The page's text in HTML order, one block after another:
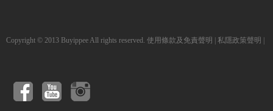
Copyright © 2013 Buyippee All rights reserved. 使用條款及免責聲明 私隱政策聲明